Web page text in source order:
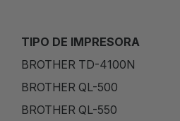
TIPO DE IMPRESORA
BROTHER TD-4100N
BROTHER QL-500
BROTHER QL-550